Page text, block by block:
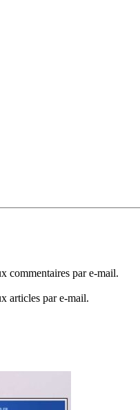
commentaires par e-mail.
articles par e-mail.